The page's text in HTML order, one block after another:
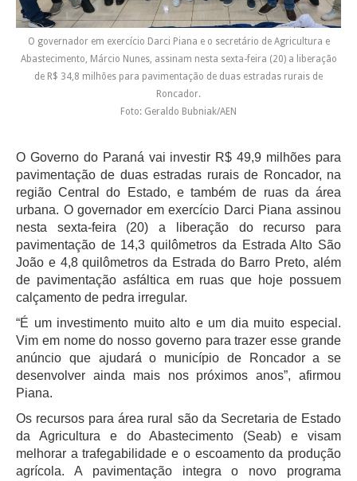
O governador em exercício Darci Piana e o secretário de Agricultura e
Abastecimento, Márcio Nunes, assinam nesta sexta-feira (20) a liberação
de R$ 34,8 milhões para pavimentação de duas estradas rurais de
Roncador.
Foto: Geraldo Bubniak/AEN
O Governo do Paraná vai investir R$ 49,9 milhões para
pavimentação de duas estradas rurais de Roncador, na
região Central do Estado, e também de ruas da área
urbana. O governador em exercício Darci Piana assinou
nesta sexta-feira (20) a liberação do recurso para
pavimentação de 14,3 quilômetros da Estrada Alto São
João e 4,8 quilômetros da Estrada do Barro Preto, além
de pavimentação asfáltica em ruas que hoje possuem
calçamento de pedra irregular.
“É um investimento muito alto e um dia muito especial.
Vim em nome do nosso governo para trazer esse grande
anúncio que ajudará o município de Roncador a se
desenvolver ainda mais nos próximos anos”, afirmou
Piana.
Os recursos para área rural são da Secretaria de Estado
da Agricultura e do Abastecimento (Seab) e visam
melhorar a trafegabilidade e o escoamento da produção
agrícola. A pavimentação integra o novo programa